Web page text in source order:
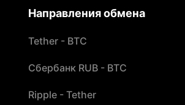
Направления обмена
Tether - BTC
Сбербанк RUB - BTC
Ripple - Tether